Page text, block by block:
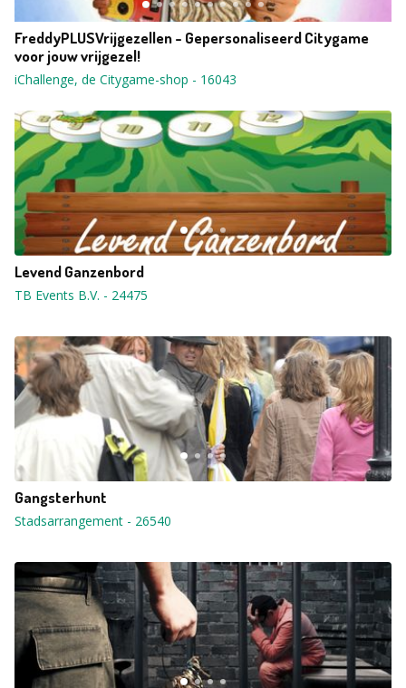
FreddyPLUSVrijgezellen - Gepersonaliseerd Citygame
voor jouw vrijgezel!
iChallenge, de Citygame-shop - 16043
Levend Ganzenbord
TB Events B.V. - 24475
Gangsterhunt
Stadsarrangement - 26540